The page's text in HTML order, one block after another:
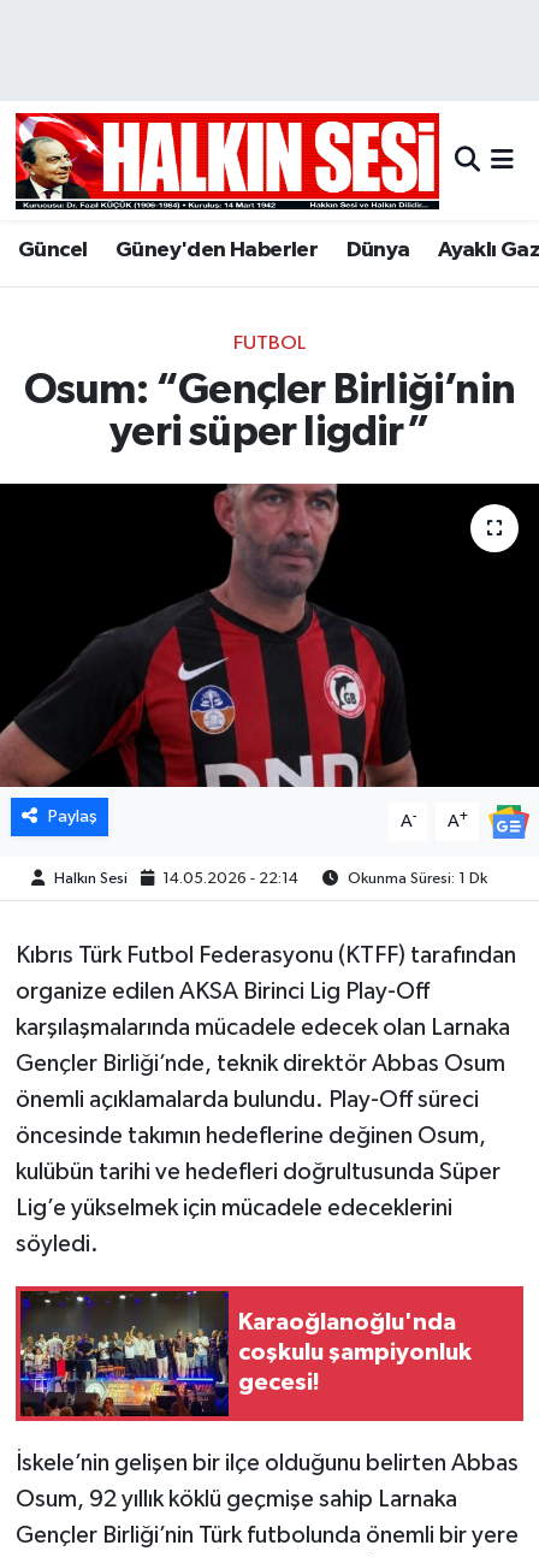
Güncel Güney'den Haberler Dünya Ayaklı
FUTBOL
Osum: “Gençler Birliği’nin
yeri süper ligdir”
Paylaş A- A+
Halkın Sesi 14.05.2026 - 22:14 Okunma Süresi: 1 Dk
Kıbrıs Türk Futbol Federasyonu (KTFF) tarafından
organize edilen AKSA Birinci Lig Play-Off
karşılaşmalarında mücadele edecek olan Larnaka
Gençler Birliği’nde, teknik direktör Abbas Osum
önemli açıklamalarda bulundu. Play-Off süreci
öncesinde takımın hedeflerine değinen Osum,
kulübün tarihi ve hedefleri doğrultusunda Süper
Lig’e yükselmek için mücadele edeceklerini
söyledi.
Karaoğlanoğlu'nda
coşkulu şampiyonluk
gecesi!
İskele’nin gelişen bir ilçe olduğunu belirten Abbas
Osum, 92 yıllık köklü geçmişe sahip Larnaka
Gençler Birliği’nin Türk futbolunda önemli bir yere
Hava Durumu
Trafik Durumu
Son Dakika Haberleri
Haber Arşivi